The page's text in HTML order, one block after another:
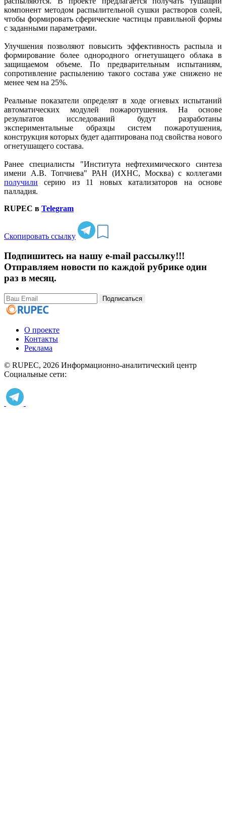
компонент методом распылительной сушки растворов солей,
чтобы формировать сферические частицы правильной формы
с заданными параметрами.
Улучшения позволяют повысить эффективность распыла и
формирование более однородного огнетушащего облака в
защищаемом объеме. По предварительным испытаниям,
сопротивление распылению такого состава уже снижено не
менее чем на 25%.
Реальные показатели определят в ходе огневых испытаний
автоматических модулей пожаротушения. На основе
результатов исследований будут разработаны
экспериментальные образцы систем пожаротушения,
конструкция которых будет адаптирована под свойства нового
огнетушащего состава.
Ранее специалисты "Института нефтехимического синтеза
имени А.В. Топчиева" РАН (ИХНС, Москва) с коллегами
получили серию из 11 новых катализаторов на основе
палладия.
RUPEC в Telegram
Скопировать ссылку
Подпишитесь на нашу e-mail рассылку!!!
Отправляем новости по каждой рубрике один
раз в месяц.
Подписаться
О проекте
Контакты
Реклама
© RUPEC, 2026 Информационно-аналитический центр
Социальные сети: